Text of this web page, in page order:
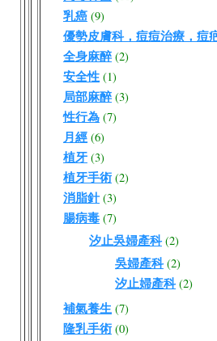
乳癌 (9)
優勢皮膚科，痘痘治療，痘
全身麻醉 (2)
安全性 (1)
局部麻醉 (3)
性行為 (7)
月經 (6)
植牙 (3)
植牙手術 (2)
消脂針 (3)
腸病毒 (7)
汐止吳婦產科 (2)
吳婦產科 (2)
汐止婦產科 (2)
補氣養生 (7)
隆乳手術 (0)